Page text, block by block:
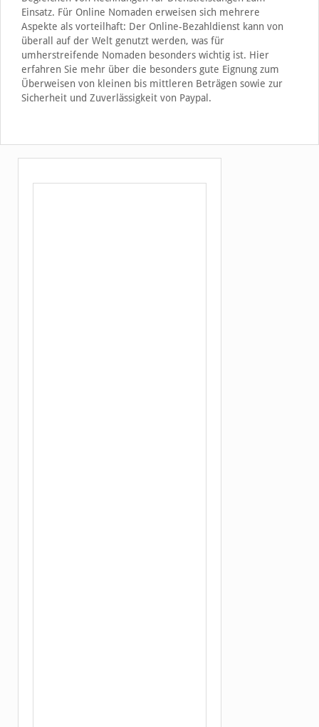
Einsatz. Für Online Nomaden erweisen sich mehrere
Aspekte als vorteilhaft: Der Online-Bezahldienst kann von
überall auf der Welt genutzt werden, was für
umherstreifende Nomaden besonders wichtig ist. Hier
erfahren Sie mehr über die besonders gute Eignung zum
Überweisen von kleinen bis mittleren Beträgen sowie zur
Sicherheit und Zuverlässigkeit von Paypal.